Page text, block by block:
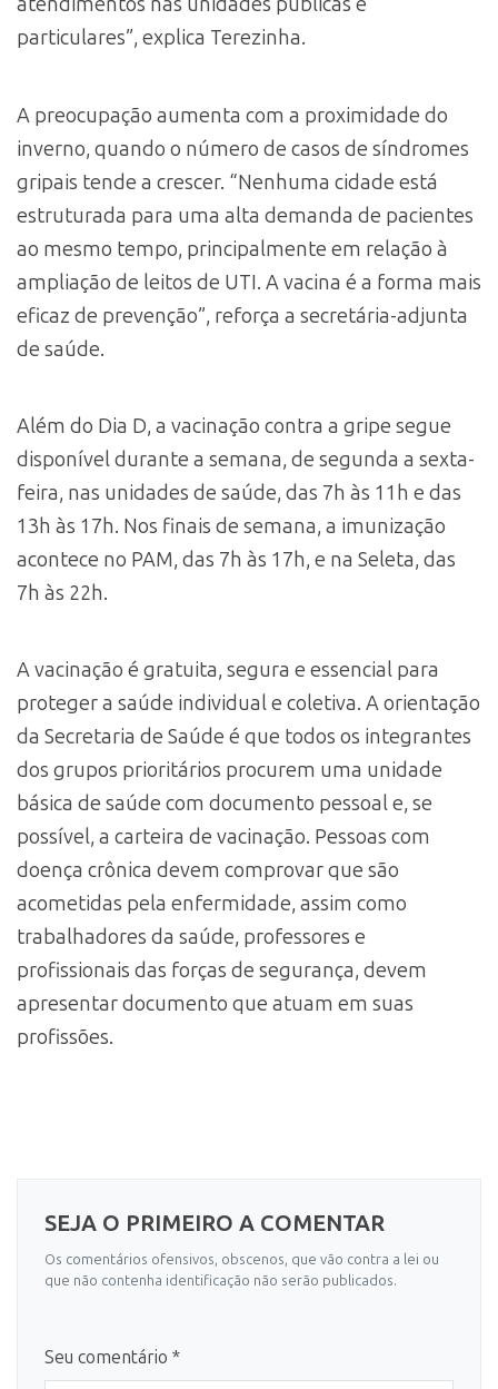
particulares”, explica Terezinha.
A preocupação aumenta com a proximidade do
inverno, quando o número de casos de síndromes
gripais tende a crescer. “Nenhuma cidade está
estruturada para uma alta demanda de pacientes
ao mesmo tempo, principalmente em relação à
ampliação de leitos de UTI. A vacina é a forma mais
eficaz de prevenção”, reforça a secretária-adjunta
de saúde.
Além do Dia D, a vacinação contra a gripe segue
disponível durante a semana, de segunda a sexta-
feira, nas unidades de saúde, das 7h às 11h e das
13h às 17h. Nos finais de semana, a imunização
acontece no PAM, das 7h às 17h, e na Seleta, das
7h às 22h.
A vacinação é gratuita, segura e essencial para
proteger a saúde individual e coletiva. A orientação
da Secretaria de Saúde é que todos os integrantes
dos grupos prioritários procurem uma unidade
básica de saúde com documento pessoal e, se
possível, a carteira de vacinação. Pessoas com
doença crônica devem comprovar que são
acometidas pela enfermidade, assim como
trabalhadores da saúde, professores e
profissionais das forças de segurança, devem
apresentar documento que atuam em suas
profissões.
SEJA O PRIMEIRO A COMENTAR
Os comentários ofensivos, obscenos, que vão contra a lei ou
que não contenha identificação não serão publicados.
Seu comentário *